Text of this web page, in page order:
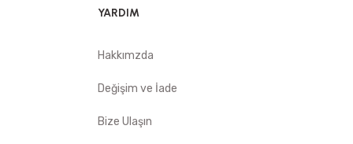
YARDIM
Hakkımzda
Değişim ve İade
Bize Ulaşın